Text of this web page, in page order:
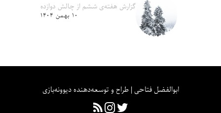
گزارش هفته‌ی ششم از چالش دوازده
۱۰ بهمن ۱۴۰۴
ابوالفضل فتاحی | طراح و توسعه‌دهنده دیوونه‌بازی